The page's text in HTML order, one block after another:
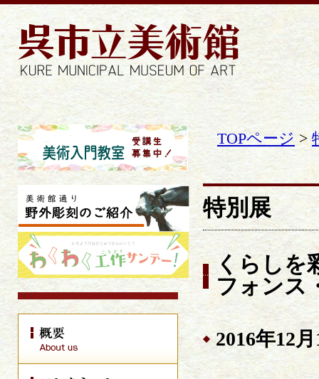
TOPページ>
特別展
くらしを
フォンス
2016年12